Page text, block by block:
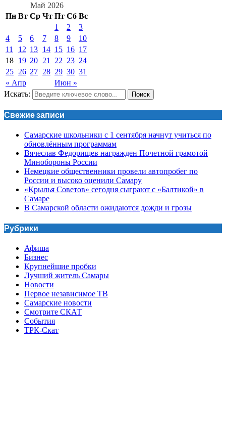
Май 2026
Пн Вт Ср Чт Пт Сб Вс
« Апр Июн »
1 2
3
4
5 6 7 8 9
10
11
12 13 14 15 16 17
18 19 20 21 22 23 24
25 26 27 28 29 30 31
Искать: Поиск
Свежие записи
Самарские школьники с 1 сентября начнут учиться по
обновлённым программам
Вячеслав Федорищев награжден Почетной грамотой
Минобороны России
Немецкие общественники провели автопробег по
России и высоко оценили Самару
«Крылья Советов» сегодня сыграют с «Балтикой» в
Самаре
В Самарской области ожидаются дожди и грозы
Рубрики
Афиша
Бизнес
Крупнейшие пробки
Лучший житель Самары
Новости
Первое независимое ТВ
Самарские новости
Смотрите СКАТ
События
ТРК-Скат